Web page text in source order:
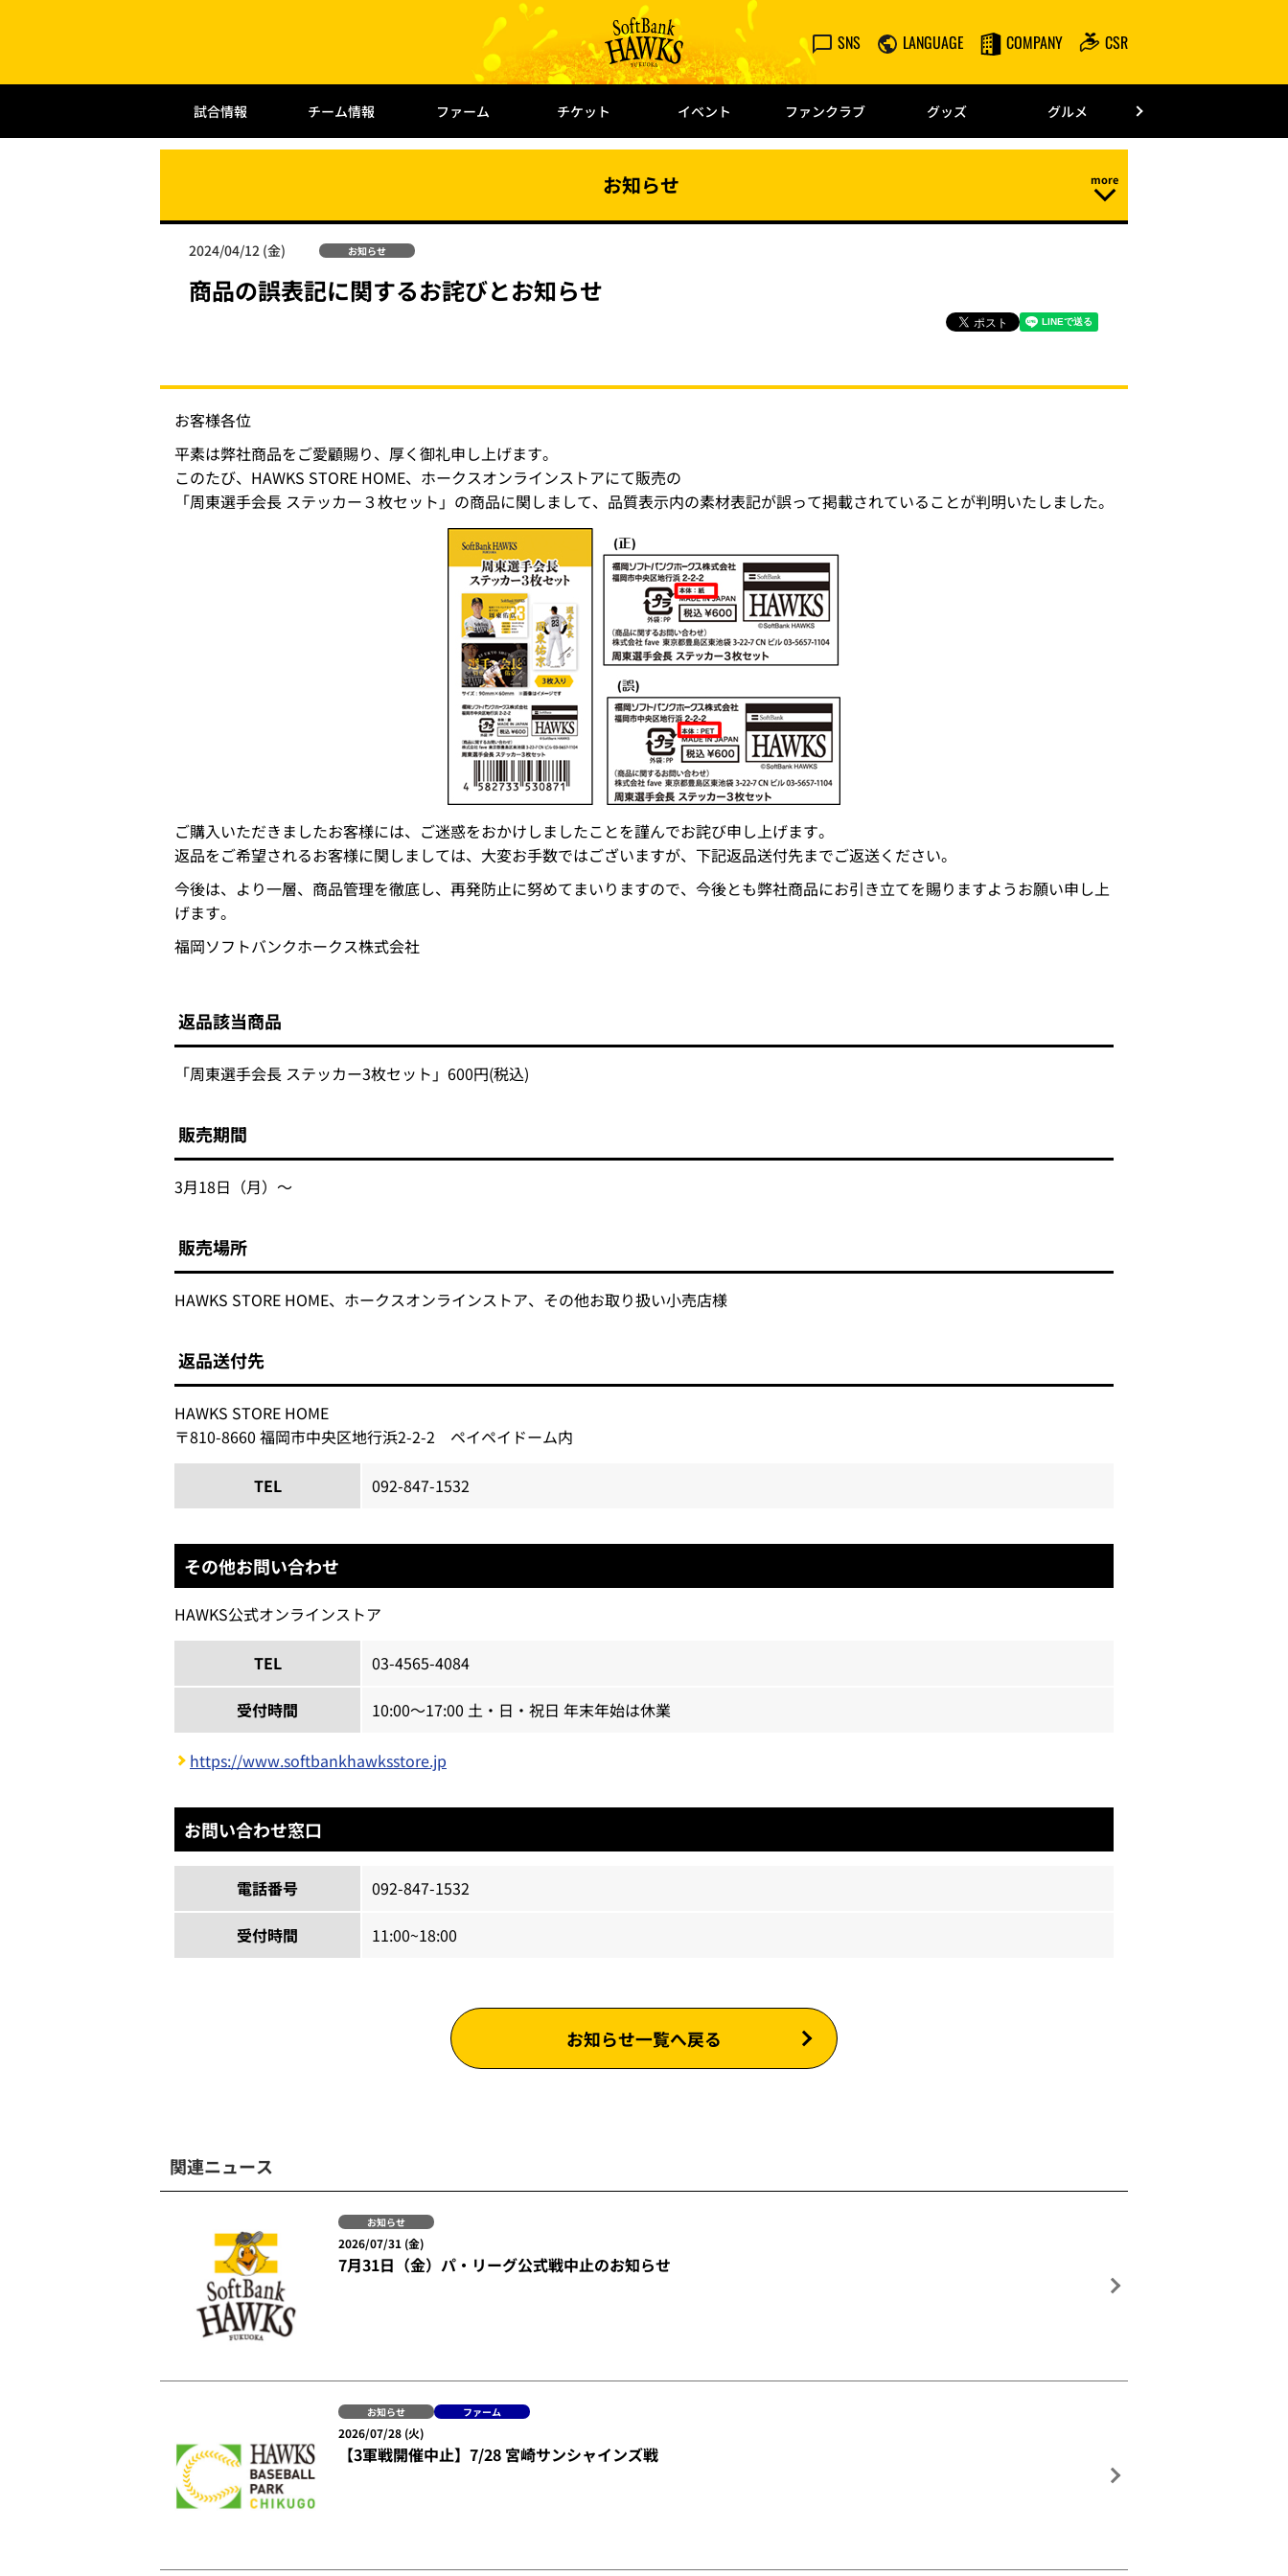
SNS LANGUAGE COMPANY CSR
試合情報 チーム情報 ファーム チケット イベント ファンクラブ グッズ グルメ
お知らせ
2024/04/12 (金) お知らせ
商品の誤表記に関するお詫びとお知らせ
お客様各位
平素は弊社商品をご愛顧賜り、厚く御礼申し上げます。
このたび、HAWKS STORE HOME、ホークスオンラインストアにて販売の
「周東選手会長 ステッカー３枚セット」の商品に関しまして、品質表示内の素材表記が誤って掲載されていることが判明いたしました。
ご購入いただきましたお客様には、ご迷惑をおかけしましたことを謹んでお詫び申し上げます。
返品をご希望されるお客様に関しましては、大変お手数ではございますが、下記返品送付先までご返送ください。
今後は、より一層、商品管理を徹底し、再発防止に努めてまいりますので、今後とも弊社商品にお引き立てを賜りますようお願い申し上
げます。
福岡ソフトバンクホークス株式会社
返品該当商品
「周東選手会長 ステッカー3枚セット」600円(税込)
販売期間
3月18日（月）～
販売場所
HAWKS STORE HOME、ホークスオンラインストア、その他お取り扱い小売店様
返品送付先
HAWKS STORE HOME
〒810-8660 福岡市中央区地行浜2-2-2 ペイペイドーム内
TEL 092-847-1532
その他お問い合わせ
HAWKS公式オンラインストア
TEL 03-4565-4084
受付時間 10:00～17:00 土・日・祝日 年末年始は休業
https://www.softbankhawksstore.jp
お問い合わせ窓口
電話番号 092-847-1532
受付時間 11:00~18:00
お知らせ一覧へ戻る
関連ニュース
お知らせ
2026/07/31 (金)
7月31日（金）パ・リーグ公式戦中止のお知らせ
お知らせ ファーム
2026/07/28 (火)
【3軍戦開催中止】7/28 宮崎サンシャインズ戦